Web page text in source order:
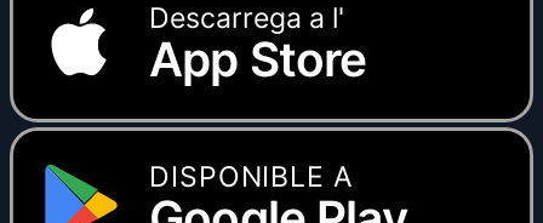
Descarrega a l'
App Store
DISPONIBLE A